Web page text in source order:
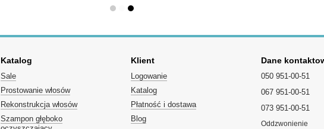
Katalog
Sale
Prostowanie włosów
Rekonstrukcja włosów
Szampon głęboko
Klient
Logowanie
Katalog
Płatność i dostawa
Blog
Dane
050 951-00-51
067 951-00-51
073 951-00-51
Oddzwonienie